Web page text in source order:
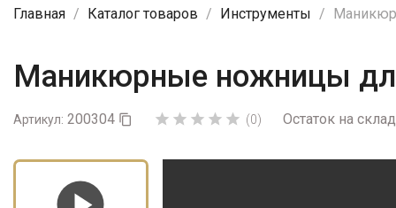
Главная Каталог товаров Инструменты
Маникюрные ножницы
Артикул: 200304       (0) Остаток на